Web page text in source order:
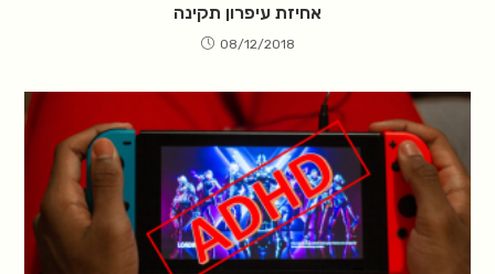
אחיזת עיפרון תקינה
08/12/2018